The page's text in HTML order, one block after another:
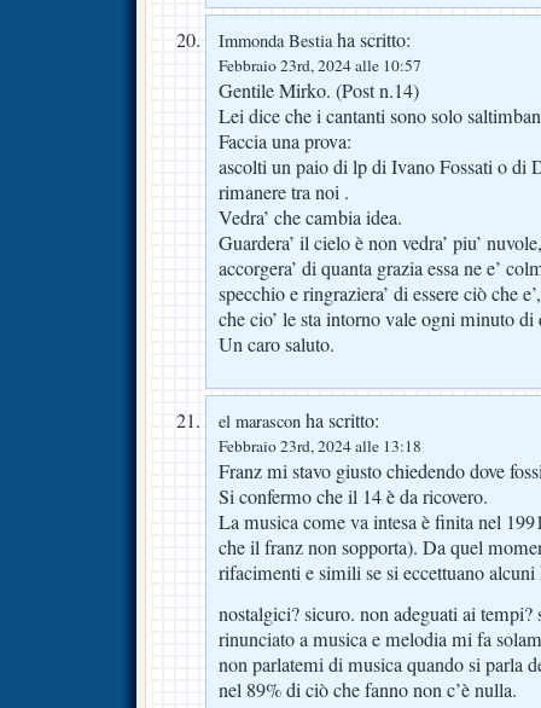
Immonda Bestiaha scritto:
Febbraio 23rd, 2024 alle 10:57
Gentile Mirko. (Post n.14)
Lei dice che i cantanti sono solo
Faccia una prova:
ascolti un paio di lp di Ivano Fossati o di
rimanere tra noi .
Vedra’ che cambia idea.
Guardera’ il cielo è non vedra’ piu’
accorgera’ di quanta grazia essa ne e’
specchio e ringraziera’ di essere ciò che
che cio’ le sta intorno vale ogni minuto di
Un caro saluto.
el marascon ha scritto:
Febbraio 23rd, 2024 alle 13:18
Franz mi stavo giusto chiedendo dove
Si confermo che il 14 è da ricovero.
La musica come va intesa è finita nel
che il franz non sopporta). Da quel
rifacimenti e simili se si eccettuano alcuni
nostalgici? sicuro. non adeguati ai tempi?
rinunciato a musica e melodia mi fa
non parlatemi di musica quando si parla
nel 89% di ciò che fanno non c’è nulla.